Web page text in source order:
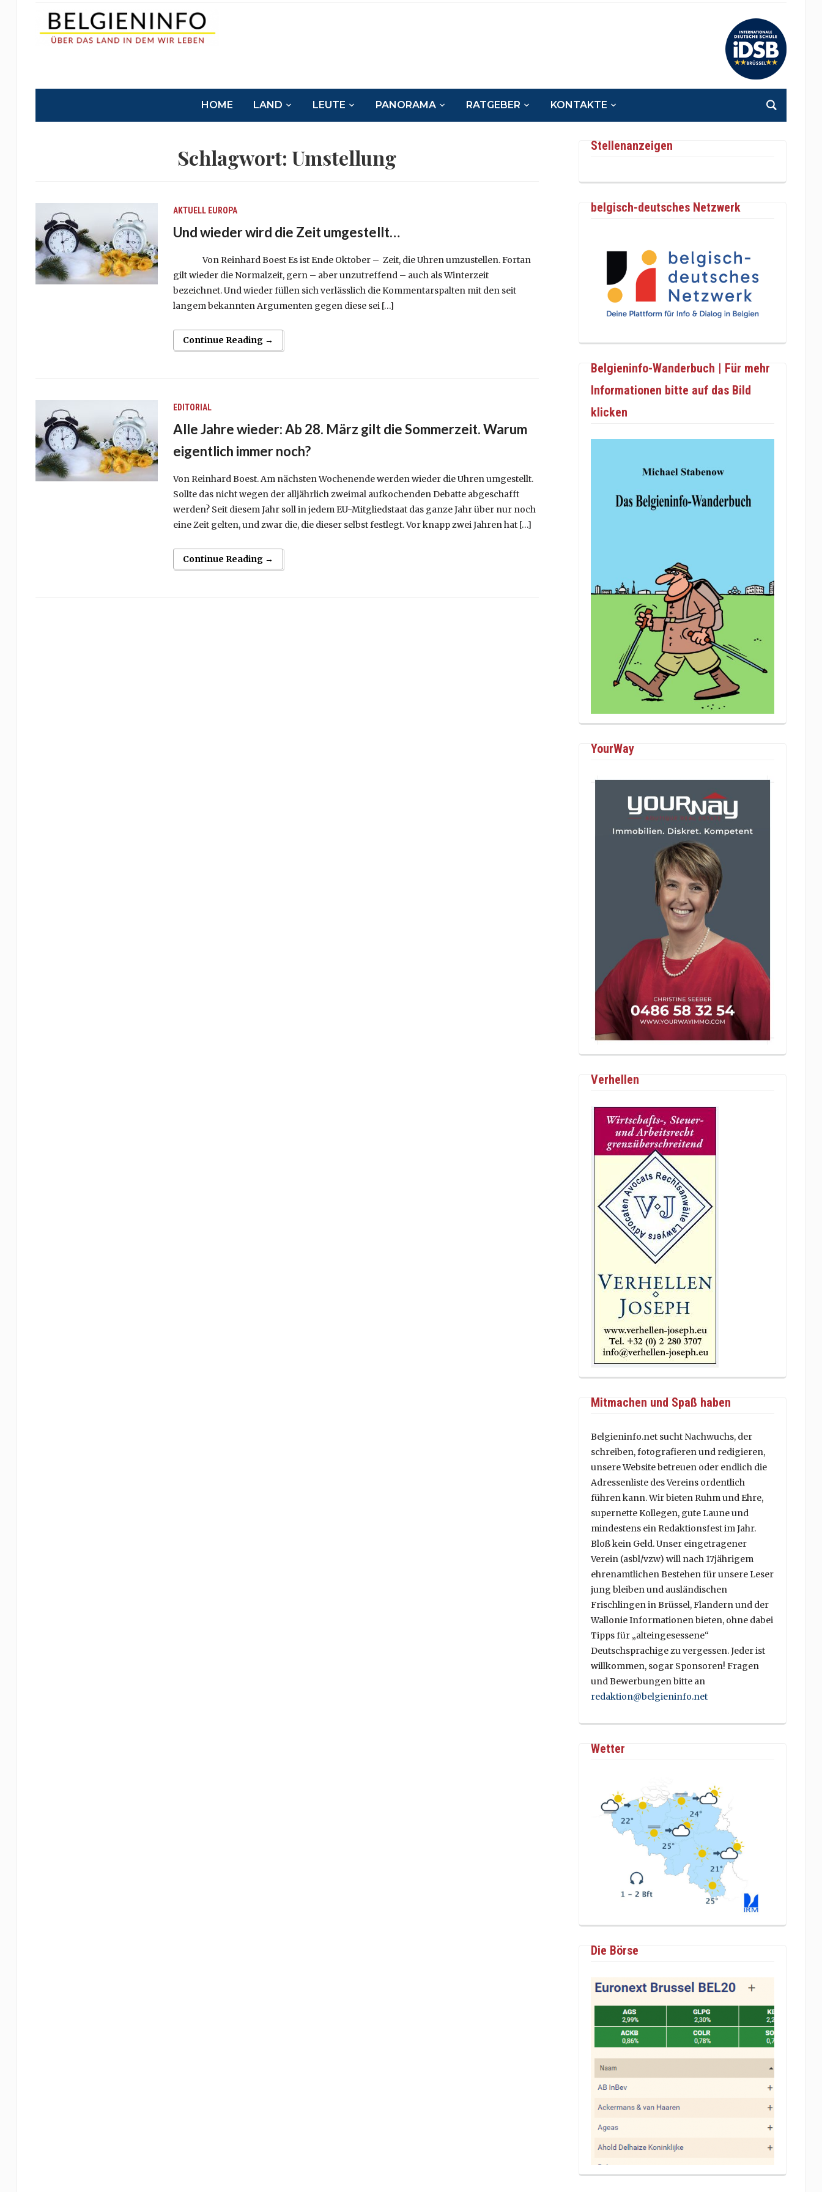
HOME LAND LEUTE PANORAMA RATGEBER KONTAKTE
Schlagwort:Umstellung
AKTUELL EUROPA
Und wieder wird die Zeit umgestellt…
Von Reinhard Boest Es ist Ende Oktober – Zeit, die Uhren umzustellen. Fortan
gilt wieder die Normalzeit, gern – aber unzutreffend – auch als Winterzeit
bezeichnet. Und wieder füllen sich verlässlich die Kommentarspalten mit den seit
langem bekannten Argumenten gegen diese sei […]
Continue Reading →
EDITORIAL
Alle Jahre wieder: Ab 28. März gilt die Sommerzeit. Warum
eigentlich immer noch?
Von Reinhard Boest. Am nächsten Wochenende werden wieder die Uhren umgestellt.
Sollte das nicht wegen der alljährlich zweimal aufkochenden Debatte abgeschafft
werden? Seit diesem Jahr soll in jedem EU-Mitgliedstaat das ganze Jahr über nur noch
eine Zeit gelten, und zwar die, die dieser selbst festlegt. Vor knapp zwei Jahren hat […]
Continue Reading →
Stellenanzeigen
belgisch-deutsches Netzwerk
Belgieninfo-Wanderbuch | Für mehr
Informationen bitte auf das Bild
klicken
YourWay
Verhellen
Mitmachen und Spaß haben
Belgieninfo.net sucht Nachwuchs, der
schreiben, fotografieren und redigieren,
unsere Website betreuen oder endlich die
Adressenliste des Vereins ordentlich
führen kann. Wir bieten Ruhm und Ehre,
supernette Kollegen, gute Laune und
mindestens ein Redaktionsfest im Jahr.
Bloß kein Geld. Unser eingetragener
Verein (asbl/vzw) will nach 17jährigem
ehrenamtlichen Bestehen für unsere Leser
jung bleiben und ausländischen
Frischlingen in Brüssel, Flandern und der
Wallonie Informationen bieten, ohne dabei
Tipps für „alteingesessene“
Deutschsprachige zu vergessen. Jeder ist
willkommen, sogar Sponsoren! Fragen
und Bewerbungen bitte an
redaktion@belgieninfo.net
Wetter
Die Börse